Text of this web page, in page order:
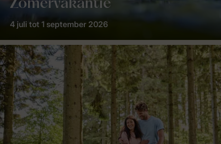
Zomervakantie
4 juli tot 1 september 2026